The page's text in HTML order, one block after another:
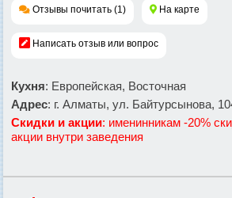
Отзывы почитать (1) На карте
Написать отзыв или вопрос
Кухня: Европейская, Восточная
Адрес: г. Алматы, ул. Байтурсынова,
Скидки и акции: именинникам -20%
акции внутри заведения